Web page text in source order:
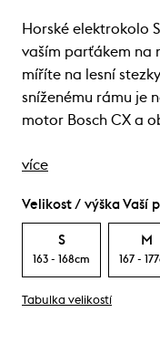
Horské elektrokolo
vaším parťákem na
míříte na lesní
sníženému rámu je
motor Bosch CX a
více
Velikost / výška Vaší
S
163 - 168cm
M
167 -
Tabulka velikostí